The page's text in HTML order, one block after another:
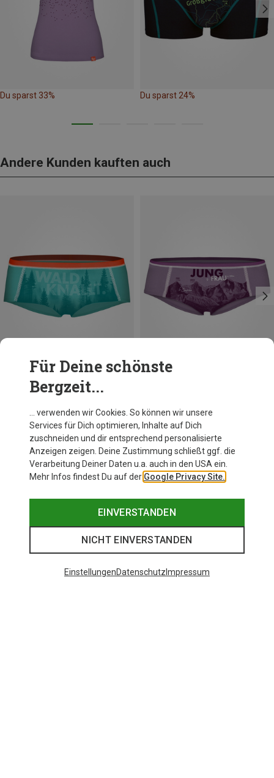
Du sparst 33% Du sparst 24%
Andere Kunden kauften auch
Du sparst 32%
Für Deine schönste
Bergzeit...
… verwenden wir Cookies. So können wir unsere
Services für Dich optimieren, Inhalte auf Dich
zuschneiden und dir entsprechend personalisierte
Anzeigen zeigen. Deine Zustimmung schließt ggf. die
Verarbeitung Deiner Daten u.a. auch in den USA ein.
Mehr Infos findest Du auf der Google Privacy Site.
EINVERSTANDEN
NICHT EINVERSTANDEN
EinstellungenDatenschutz Impressum